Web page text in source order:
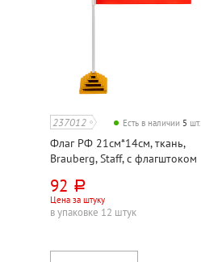
237012 Есть в наличии 5 шт.
Флаг РФ 21см*14см, ткань,
Brauberg, Staff, с флагштоком
92 руб.
Цена за штуку
в упаковке 12 штук